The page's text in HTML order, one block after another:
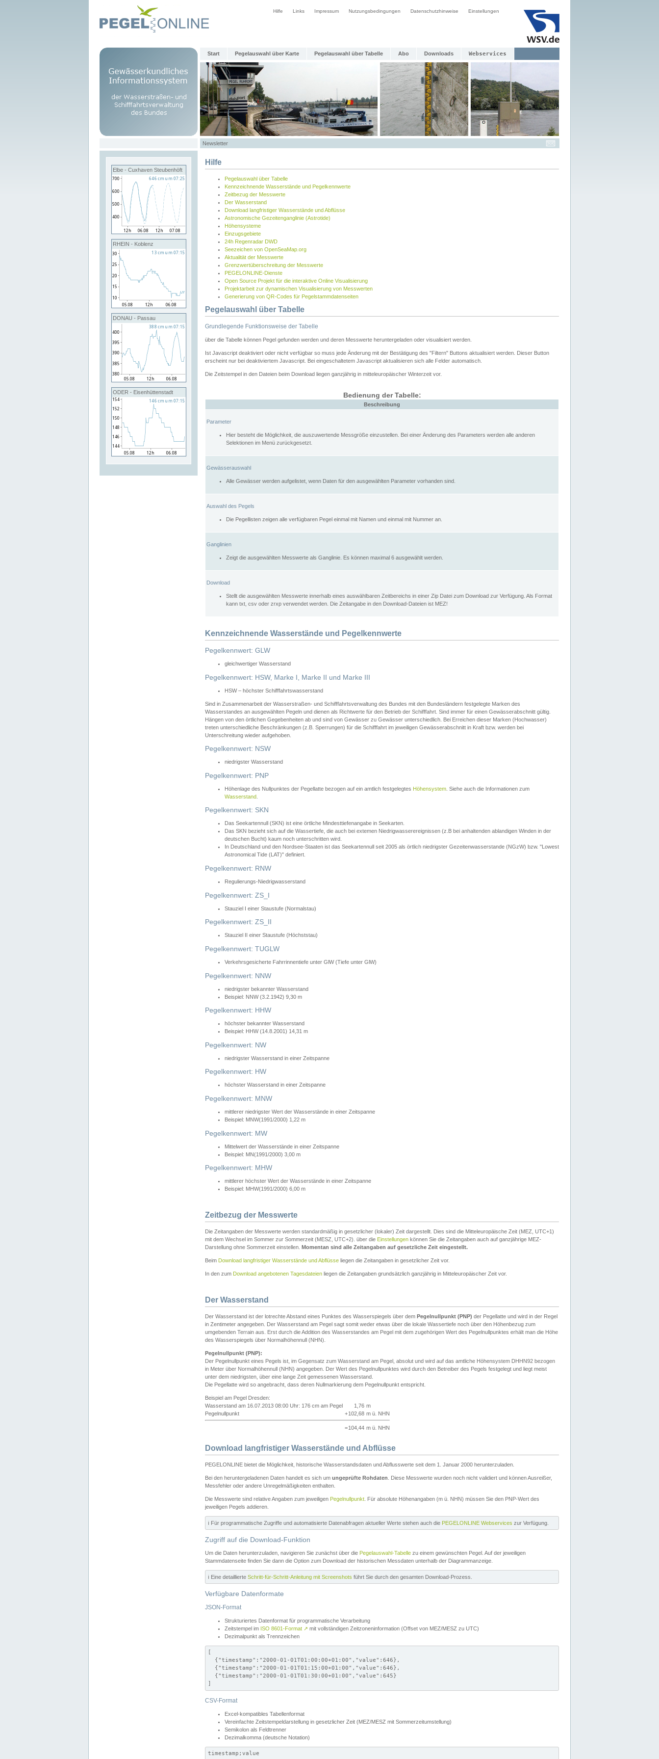
Hilfe Links Impressum Nutzungsbedingungen Datenschutzhinweise Einstellungen
Start Pegelauswahl über Karte Pegelauswahl über Tabelle Abo Downloads Webservices
Newsletter
Elbe - Cuxhaven Steubenhöft
RHEIN - Koblenz
DONAU - Passau
ODER - Eisenhüttenstadt
Hilfe
Pegelauswahl über Tabelle
Kennzeichnende Wasserstände und Pegelkennwerte
Zeitbezug der Messwerte
Der Wasserstand
Download langfristiger Wasserstände und Abflüsse
Astronomische Gezeitenganglinie (Astrotide)
Höhensysteme
Einzugsgebiete
24h Regenradar DWD
Seezeichen von OpenSeaMap.org
Aktualität der Messwerte
Grenzwertüberschreitung der Messwerte
PEGELONLINE-Dienste
Open Source Projekt für die interaktive Online Visualisierung
Projektarbeit zur dynamischen Visualisierung von Messwerten
Generierung von QR-Codes für Pegelstammdatenseiten
Pegelauswahl über Tabelle
Grundlegende Funktionsweise der Tabelle
über die Tabelle können Pegel gefunden werden und deren Messwerte heruntergeladen oder visualisiert werden.
Ist Javascript deaktiviert oder nicht verfügbar so muss jede Änderung mit der Bestätigung des "Filtern" Buttons aktualisiert werden. Dieser Button
erscheint nur bei deaktiviertem Javascript. Bei eingeschaltetem Javascript aktualisieren sich alle Felder automatisch.
Die Zeitstempel in den Dateien beim Download liegen ganzjährig in mitteleuropäischer Winterzeit vor.
Bedienung der Tabelle:
Beschreibung
Parameter
Hier besteht die Möglichkeit, die auszuwertende Messgröße einzustellen. Bei einer Änderung des Parameters werden alle anderen
Selektionen im Menü zurückgesetzt.
Gewässerauswahl
Alle Gewässer werden aufgelistet, wenn Daten für den ausgewählten Parameter vorhanden sind.
Auswahl des Pegels
Die Pegellisten zeigen alle verfügbaren Pegel einmal mit Namen und einmal mit Nummer an.
Ganglinien
Zeigt die ausgewählten Messwerte als Ganglinie. Es können maximal 6 ausgewählt werden.
Download
Stellt die ausgewählten Messwerte innerhalb eines auswählbaren Zeitbereichs in einer Zip Datei zum Download zur Verfügung. Als Format
kann txt, csv oder zrxp verwendet werden. Die Zeitangabe in den Download-Dateien ist MEZ!
Kennzeichnende Wasserstände und Pegelkennwerte
Pegelkennwert: GLW
gleichwertiger Wasserstand
Pegelkennwert: HSW, Marke I, Marke II und Marke III
HSW – höchster Schifffahrtswasserstand
Sind in Zusammenarbeit der Wasserstraßen- und Schifffahrtsverwaltung des Bundes mit den Bundesländern festgelegte Marken des
Wasserstandes an ausgewählten Pegeln und dienen als Richtwerte für den Betrieb der Schifffahrt. Sind immer für einen Gewässerabschnitt gültig.
Hängen von den örtlichen Gegebenheiten ab und sind von Gewässer zu Gewässer unterschiedlich. Bei Erreichen dieser Marken (Hochwasser)
treten unterschiedliche Beschränkungen (z.B. Sperrungen) für die Schifffahrt im jeweiligen Gewässerabschnitt in Kraft bzw. werden bei
Unterschreitung wieder aufgehoben.
Pegelkennwert: NSW
niedrigster Wasserstand
Pegelkennwert: PNP
Höhenlage des Nullpunktes der Pegellatte bezogen auf ein amtlich festgelegtes Höhensystem . Siehe auch die Informationen zum
Wasserstand
Pegelkennwert: SKN
Das Seekartennull (SKN) ist eine örtliche Mindesttiefenangabe in Seekarten.
Das SKN bezieht sich auf die Wassertiefe, die auch bei extemen Niedrigwasserereignissen (z.B bei anhaltenden ablandigen Winden in der
deutschen Bucht) kaum noch unterschritten wird.
In Deutschland und den Nordsee-Staaten ist das Seekartennull seit 2005 als örtlich niedrigster Gezeitenwasserstande (NGzW) bzw. "Lowest
Astronomical Tide (LAT)" definiert.
Pegelkennwert: RNW
Regulierungs-Niedrigwasserstand
Pegelkennwert: ZS_I
Stauziel I einer Staustufe (Normalstau)
Pegelkennwert: ZS_II
Stauziel II einer Staustufe (Höchststau)
Pegelkennwert: TUGLW
Verkehrsgesicherte Fahrrinnentiefe unter GlW (Tiefe unter GlW)
Pegelkennwert: NNW
niedrigster bekannter Wasserstand
Beispiel: NNW (3.2.1942) 9,30 m
Pegelkennwert: HHW
höchster bekannter Wasserstand
Beispiel: HHW (14.8.2001) 14,31 m
Pegelkennwert: NW
niedrigster Wasserstand in einer Zeitspanne
Pegelkennwert: HW
höchster Wasserstand in einer Zeitspanne
Pegelkennwert: MNW
mittlerer niedrigster Wert der Wasserstände in einer Zeitspanne
Beispiel: MNW(1991/2000) 1,22 m
Pegelkennwert: MW
Mittelwert der Wasserstände in einer Zeitspanne
Beispiel: MN(1991/2000) 3,00 m
Pegelkennwert: MHW
mittlerer höchster Wert der Wasserstände in einer Zeitspanne
Beispiel: MHW(1991/2000) 6,00 m
Zeitbezug der Messwerte
Die Zeitangaben der Messwerte werden standardmäßig in gesetzlicher (lokaler) Zeit dargestellt. Dies sind die Mitteleuropäische Zeit (MEZ, UTC+1)
mit dem Wechsel im Sommer zur Sommerzeit (MESZ, UTC+2). über die Einstellungen können Sie die Zeitangaben auch auf ganzjährige MEZ-
Darstellung ohne Sommerzeit einstellen. Momentan sind alle Zeitangaben auf gesetzliche Zeit eingestellt.
Beim Download langfristiger Wasserstände und Abflüsse liegen die Zeitangaben in gesetzlicher Zeit vor.
In den zum Download angebotenen Tagesdateien liegen die Zeitangaben grundsätzlich ganzjährig in Mitteleuropäischer Zeit vor.
Der Wasserstand
Der Wasserstand ist der lotrechte Abstand eines Punktes des Wasserspiegels über dem Pegelnullpunkt (PNP) der Pegellatte und wird in der Regel
in Zentimeter angegeben. Der Wasserstand am Pegel sagt somit weder etwas über die lokale Wassertiefe noch über den Höhenbezug zum
umgebenden Terrain aus. Erst durch die Addition des Wasserstandes am Pegel mit dem zugehörigen Wert des Pegelnullpunktes erhält man die Höhe
des Wasserspiegels über Normalhöhennull (NHN).
Pegelnullpunkt (PNP):
Der Pegelnullpunkt eines Pegels ist, im Gegensatz zum Wasserstand am Pegel, absolut und wird auf das amtliche Höhensystem DHHN92 bezogen
in Meter über Normalhöhennull (NHN) angegeben. Der Wert des Pegelnullpunktes wird durch den Betreiber des Pegels festgelegt und liegt meist
unter dem niedrigsten, über eine lange Zeit gemessenen Wasserstand.
Die Pegellatte wird so angebracht, dass deren Nullmarkierung dem Pegelnullpunkt entspricht.
Beispiel am Pegel Dresden:
Wasserstand am 16.07.2013 08:00 Uhr: 176 cm am Pegel
1,76 m
Pegelnullpunkt
+102,68 m ü. NHN
=104,44 m ü. NHN
Download langfristiger Wasserstände und Abflüsse
PEGELONLINE bietet die Möglichkeit, historische Wasserstandsdaten und Abflusswerte seit dem 1. Januar 2000 herunterzuladen.
Bei den heruntergeladenen Daten handelt es sich um ungeprüfte Rohdaten . Diese Messwerte wurden noch nicht validiert und können Ausreißer,
Messfehler oder andere Unregelmäßigkeiten enthalten.
Die Messwerte sind relative Angaben zum jeweiligen Pegelnullpunkt . Für absolute Höhenangaben (m ü. NHN) müssen Sie den PNP-Wert des
jeweiligen Pegels addieren.
ℹ️ Für programmatische Zugriffe und automatisierte Datenabfragen aktueller Werte stehen auch die PEGELONLINE Webservices zur Verfügung.
Zugriff auf die Download-Funktion
Um die Daten herunterzuladen, navigieren Sie zunächst über die Pegelauswahl-Tabelle zu einem gewünschten Pegel. Auf der jeweiligen
Stammdatenseite finden Sie dann die Option zum Download der historischen Messdaten unterhalb der Diagrammanzeige.
ℹ️ Eine detaillierte Schritt-für-Schritt-Anleitung mit Screenshots führt Sie durch den gesamten Download-Prozess.
Verfügbare Datenformate
JSON-Format
Strukturiertes Datenformat für programmatische Verarbeitung
Zeitstempel im ISO 8601-Format ↗ mit vollständigen Zeitzoneninformation (Offset von MEZ/MESZ zu UTC)
Dezimalpunkt als Trennzeichen
[
  {"timestamp":"2000-01-01T01:00:00+01:00","value":646},
  {"timestamp":"2000-01-01T01:15:00+01:00","value":646},
  {"timestamp":"2000-01-01T01:30:00+01:00","value":645}
]
CSV-Format
Excel-kompatibles Tabellenformat
Vereinfachte Zeitstempeldarstellung in gesetzlicher Zeit (MEZ/MESZ mit Sommerzeitumstellung)
Semikolon als Feldtrenner
Dezimalkomma (deutsche Notation)
timestamp;value